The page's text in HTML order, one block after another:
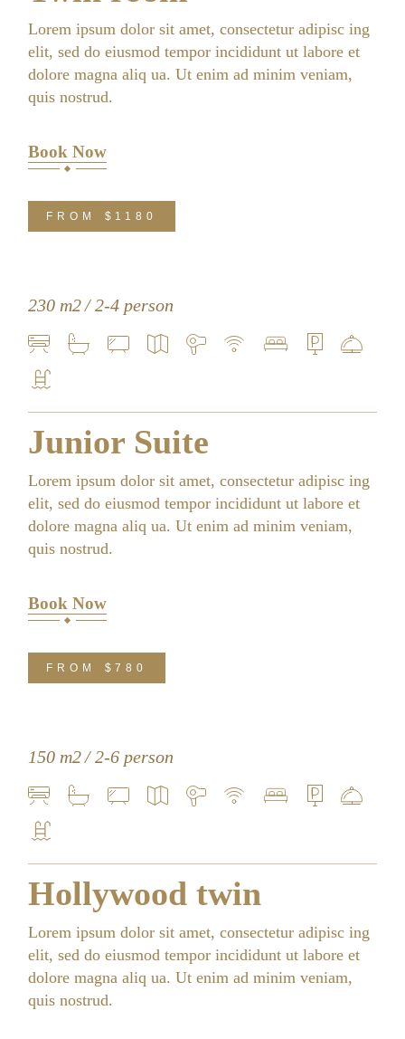
Lorem ipsum dolor sit amet, consectetur adipisc ing
elit, sed do eiusmod tempor incididunt ut labore et
dolore magna aliq ua. Ut enim ad minim veniam,
quis nostrud.
Book Now
FROM $1180
Junior Suite
Lorem ipsum dolor sit amet, consectetur adipisc ing
elit, sed do eiusmod tempor incididunt ut labore et
dolore magna aliq ua. Ut enim ad minim veniam,
quis nostrud.
Book Now
230 m2 2-4 person
FROM $780
Hollywood twin
Lorem ipsum dolor sit amet, consectetur adipisc ing
elit, sed do eiusmod tempor incididunt ut labore et
dolore magna aliq ua. Ut enim ad minim veniam,
quis nostrud.
150 m2 2-6 person